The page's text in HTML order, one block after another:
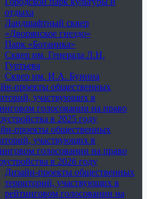
отдыха
Ландшафтный сквер
«Дворянское гнездо»
Парк «Ботаника»
Сквер им. Генерала Л.Н.
Гуртьева
Сквер им. И.А. Бунина
проекты общественных
участвующих в
голосовании на право
в 2025 году
проекты общественных
участвующих в
голосовании на право
в 2026 году
Дизайн-проекты общественных
территорий, участвующих в
рейтинговом голосовании на